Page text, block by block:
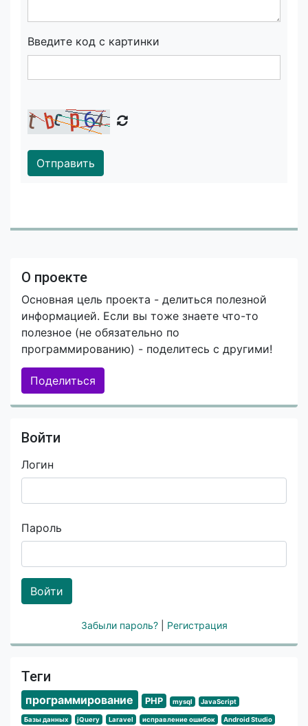
Введите код с картинки
Отправить
О проекте
Основная цель проекта - делиться полезной
информацией. Если вы тоже знаете что-то
полезное (не обязательно по
программированию) - поделитесь с другими!
Поделиться
Войти
Логин
Пароль
Войти
Забыли пароль? Регистрация
Теги
программирование PHP mysql JavaScript
Базы данных jQuery Laravel исправление ошибок Android Studio